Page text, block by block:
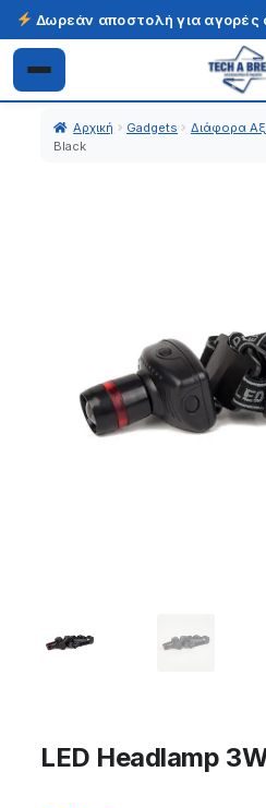
Δωρεάν αποστολή για
Απευθείας
μετάβαση
Μετάβαση
σε
περιεχόμενο
Αρχική Gadgets Διάφορα
Black
LED Headlamp